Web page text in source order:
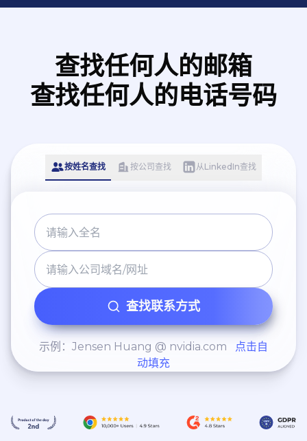
查找任何人的邮箱
查找任何人的电话号码
按姓名查找 按公司查找 从LinkedIn查找
查找联系方式
示例：Jensen Huang @ nvidia.com
点击自
动填充